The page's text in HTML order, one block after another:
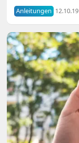
Anleitungen 12.10.19